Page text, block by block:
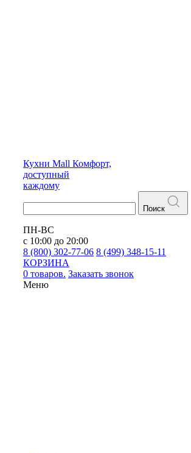
Кухни Mall Комфорт,
доступный
каждому
Поиск
ПН-ВС
с 10:00 до 20:00
8 (800) 302-77-06 8 (499) 348-15-11
КОРЗИНА
0 товаров. Заказать звонок
Меню